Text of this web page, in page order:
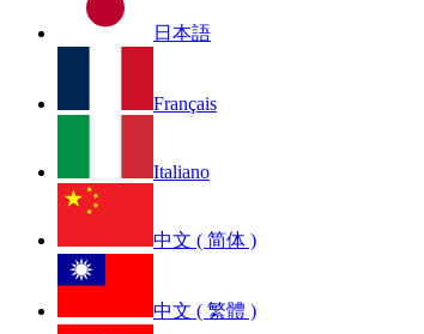
日本語
Français
Italiano
中文 ( 简体 )
中文 ( 繁體 )